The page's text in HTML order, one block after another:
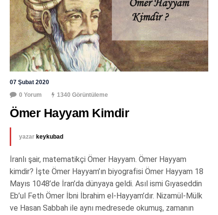
07 Şubat 2020
0 Yorum
1340 Görüntüleme
Ömer Hayyam Kimdir
yazar keykubad
İranlı şair, matematikçi Ömer Hayyam. Ömer Hayyam
kimdir? İşte Ömer Hayyam’ın biyografisi Ömer Hayyam 18
Mayıs 1048’de İran’da dünyaya geldi. Asıl ismi Gıyaseddin
Eb’ul Feth Ömer İbni İbrahim el-Hayyam’dır. Nizamül-Mülk
ve Hasan Sabbah ile aynı medresede okumuş, zamanın